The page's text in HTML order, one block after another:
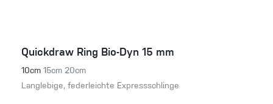
Quickdraw Ring Bio-Dyn 15 mm
10cm 15cm 20cm
Langlebige, federleichte Expressschlinge